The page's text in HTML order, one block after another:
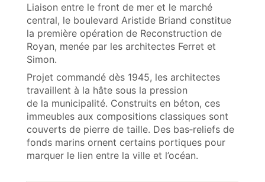
Liaison entre le front de mer et le marché
central, le boulevard Aristide Briand constitue
la première opération de Reconstruction de
Royan, menée par les architectes Ferret et
Simon.
Projet commandé dès 1945, les architectes
travaillent à la hâte sous la pression
de la municipalité. Construits en béton, ces
immeubles aux compositions classiques sont
couverts de pierre de taille. Des bas‑reliefs de
fonds marins ornent certains portiques pour
marquer le lien entre la ville et l’océan.